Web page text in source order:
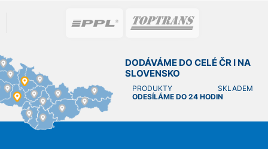
DODÁVÁME DO CELÉ ČR I NA
SLOVENSKO
PRODUKTY SKLADEM
ODESÍLÁME DO 24 HODIN